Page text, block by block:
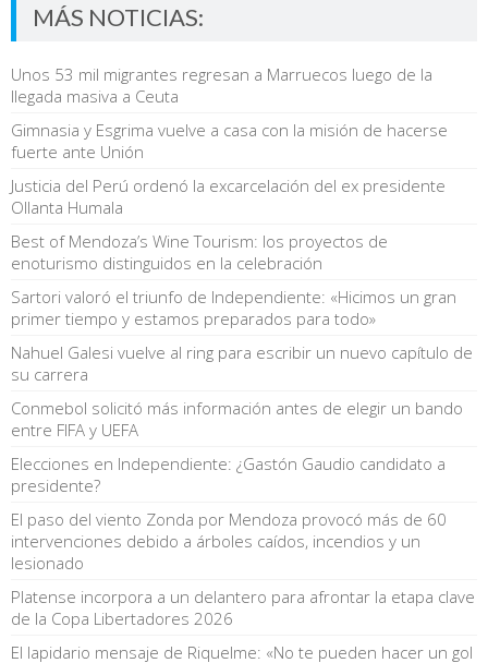
MÁS NOTICIAS:
Unos 53 mil migrantes regresan a Marruecos luego de la
llegada masiva a Ceuta
Gimnasia y Esgrima vuelve a casa con la misión de hacerse
fuerte ante Unión
Justicia del Perú ordenó la excarcelación del ex presidente
Ollanta Humala
Best of Mendoza’s Wine Tourism: los proyectos de
enoturismo distinguidos en la celebración
Sartori valoró el triunfo de Independiente: «Hicimos un gran
primer tiempo y estamos preparados para todo»
Nahuel Galesi vuelve al ring para escribir un nuevo capítulo de
su carrera
Conmebol solicitó más información antes de elegir un bando
entre FIFA y UEFA
Elecciones en Independiente: ¿Gastón Gaudio candidato a
presidente?
El paso del viento Zonda por Mendoza provocó más de 60
intervenciones debido a árboles caídos, incendios y un
lesionado
Platense incorpora a un delantero para afrontar la etapa clave
de la Copa Libertadores 2026
El lapidario mensaje de Riquelme: «No te pueden hacer un gol